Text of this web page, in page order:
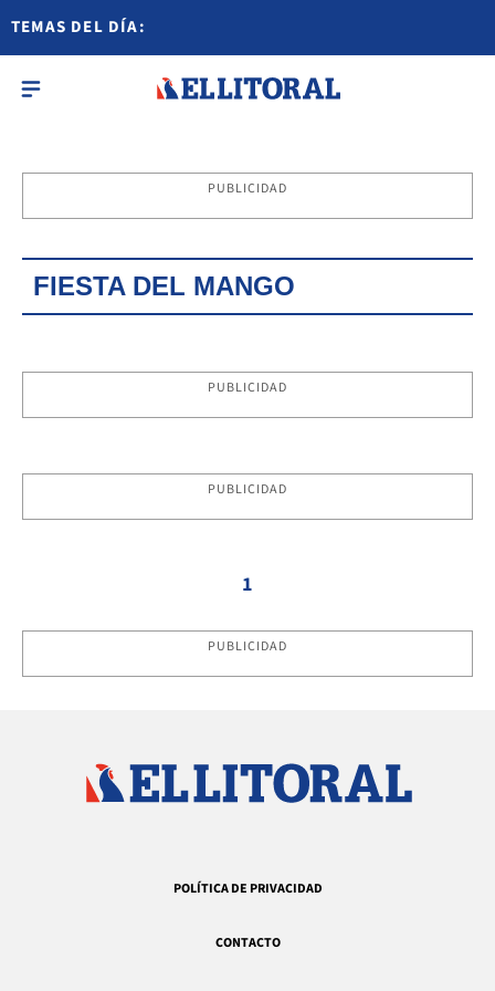
TEMAS DEL DÍA:
PUBLICIDAD
FIESTA DEL MANGO
PUBLICIDAD
PUBLICIDAD
1
PUBLICIDAD
POLÍTICA DE PRIVACIDAD
CONTACTO